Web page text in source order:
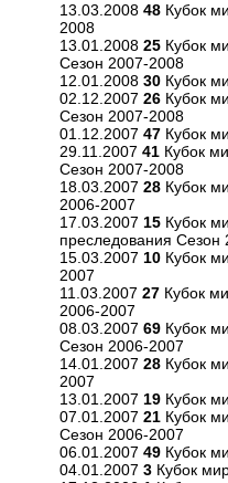
13.03.2008 48 Кубок
2008
13.01.2008 25 Кубок
Сезон 2007-2008
12.01.2008 30 Кубок
02.12.2007 26 Кубок
Сезон 2007-2008
01.12.2007 47 Кубок
29.11.2007 41 Кубок
Сезон 2007-2008
18.03.2007 28 Кубок
2006-2007
17.03.2007 15 Кубок
преследования Сезон
15.03.2007 10 Кубок
2007
11.03.2007 27 Кубок
2006-2007
08.03.2007 69 Кубок
Сезон 2006-2007
14.01.2007 28 Кубок
2007
13.01.2007 19 Кубок
07.01.2007 21 Кубок
Сезон 2006-2007
06.01.2007 49 Кубок
04.01.2007 3 Кубок